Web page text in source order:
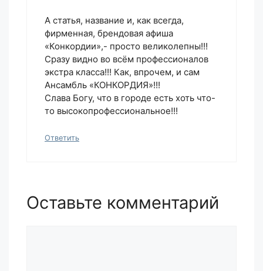
А статья, название и, как всегда,
фирменная, брендовая афиша
«Конкордии»,- просто великолепны!!!
Сразу видно во всём профессионалов
экстра класса!!! Как, впрочем, и сам
Ансамбль «КОНКОРДИЯ»!!!
Слава Богу, что в городе есть хоть что-
то высокопрофессиональное!!!
Ответить
Оставьте комментарий